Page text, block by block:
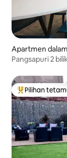
Apartmen
Pangsapuri 2
Pilihan utama
Pilihan